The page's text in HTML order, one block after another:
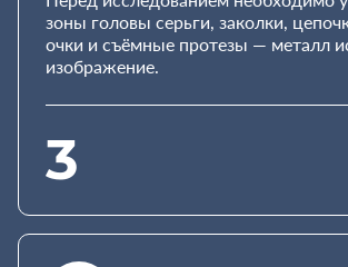
зоны головы серьги, заколки,
очки и съёмные протезы — металл
изображение.
3